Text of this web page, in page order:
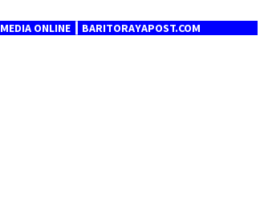
┃ BARITORAYAPOST.COM